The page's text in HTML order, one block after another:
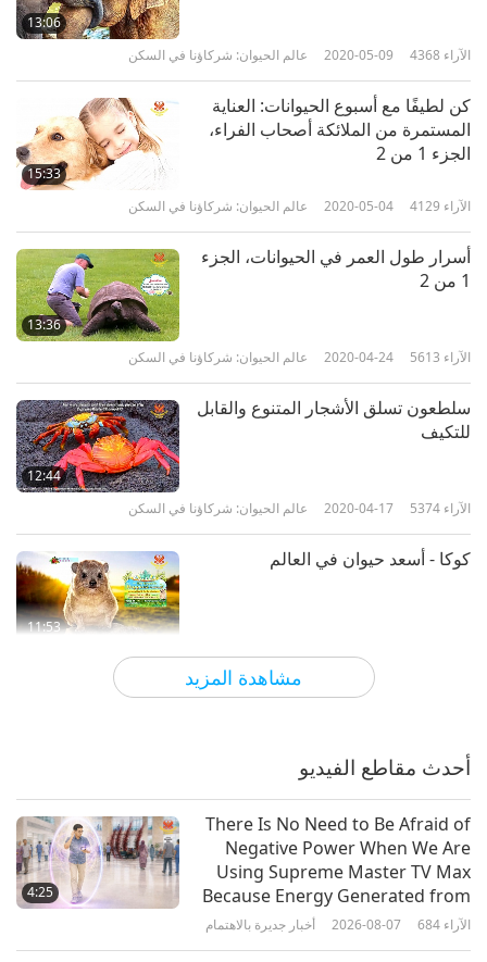
29:22
عالم الحيوان: شركاؤنا في السكن 2024-12-20 4007 الآراء
7
25:53
قصص بطولية لأمة الحيوانات: الجزء
7 من سلسلة متعددة الأجزاء.
عالم الحيوان: شركاؤنا في السكن 2025-01-17 3822 الآراء
8
23:18
قصص أمة الحيوانات البطولية: الجزء
8 من سلسلة متعددة الأجزاء.
عالم الحيوان: شركاؤنا في السكن 2025-01-24 3779 الآراء
9
28:45
قصص بطولية عن أمة الحيوانات:
الجزء ٩ من سلسلة متعددة الأجزاء
عالم الحيوان: شركاؤنا في السكن 2025-12-19 3070 الآراء
10
27:20
قصص بطولية لأمة الحيوانات: الجزء
10 من سلسلة متعددة الأجزاء
مشاهدة المزيد
13:06
عالم الحيوان: شركاؤنا في السكن 2020-05-09 4368 الآراء
15:33
كن لطيفًا مع أسبوع الحيوانات: العناية
المستمرة من الملائكة أصحاب الفراء،
الجزء 1 من 2
عالم الحيوان: شركاؤنا في السكن 2020-05-04 4129 الآراء
13:36
أسرار طول العمر في الحيوانات، الجزء
1 من 2
عالم الحيوان: شركاؤنا في السكن 2020-04-24 5613 الآراء
12:44
سلطعون تسلق الأشجار المتنوع والقابل
للتكيف
عالم الحيوان: شركاؤنا في السكن 2020-04-17 5374 الآراء
11:53
كوكا - أسعد حيوان في العالم
عالم الحيوان: شركاؤنا في السكن 2020-04-10
حيوانات المهاة الأفريقية اللطيفة
أحدث مقاطع الفيديو
4:25
There Is No Need to Be Afraid of
Negative Power When We Are
Using Supreme Master TV Max
Because Energy Generated from
It Is Far More Powerful than Any
أخبار جديرة بالاهتمام 2026-08-07 684 الآراء